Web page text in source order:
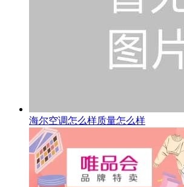
海尔空调怎么样质量怎么样